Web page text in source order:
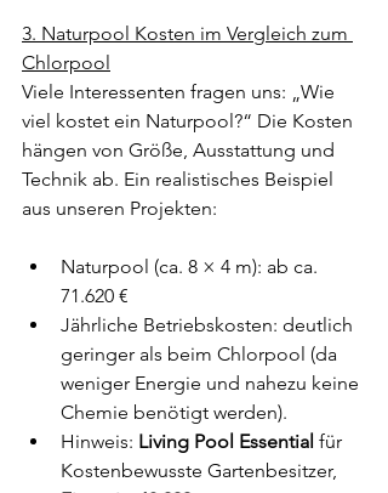
3. Naturpool Kosten im Vergleich zum
Chlorpool
Viele Interessenten fragen uns: „Wie
viel kostet ein Naturpool?“ Die Kosten
hängen von Größe, Ausstattung und
Technik ab. Ein realistisches Beispiel
aus unseren Projekten:
Naturpool (ca. 8 × 4 m): ab ca.
71.620 €
Jährliche Betriebskosten: deutlich
geringer als beim Chlorpool (da
weniger Energie und nahezu keine
Chemie benötigt werden).
Hinweis: Living Pool Essential für
Kostenbewusste Gartenbesitzer,